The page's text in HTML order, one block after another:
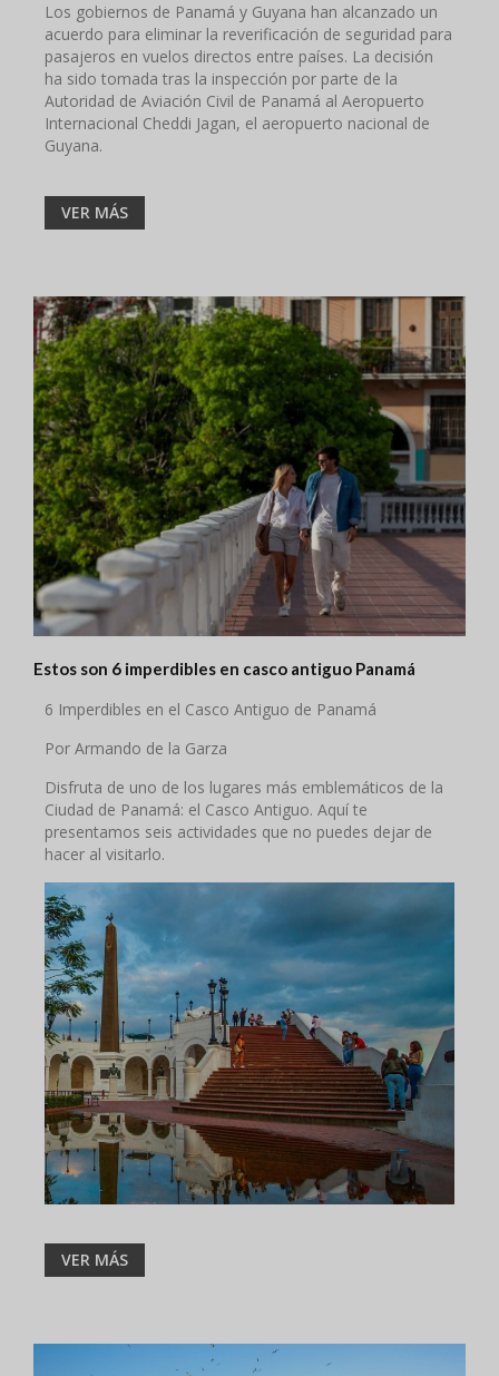
Los gobiernos de Panamá y Guyana han alcanzado un
acuerdo para eliminar la reverificación de seguridad para
pasajeros en vuelos directos entre países. La decisión
ha sido tomada tras la inspección por parte de la
Autoridad de Aviación Civil de Panamá al Aeropuerto
Internacional Cheddi Jagan, el aeropuerto nacional de
Guyana.
VER MÁS
Estos son 6 imperdibles en casco antiguo Panamá
6 Imperdibles en el Casco Antiguo de Panamá
Por Armando de la Garza
Disfruta de uno de los lugares más emblemáticos de la
Ciudad de Panamá: el Casco Antiguo. Aquí te
presentamos seis actividades que no puedes dejar de
hacer al visitarlo.
VER MÁS